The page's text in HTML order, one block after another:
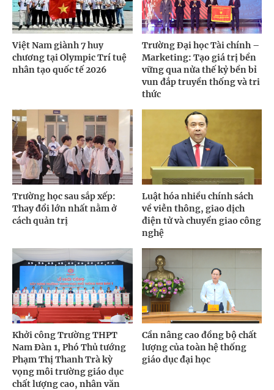
Việt Nam giành 7 huy
chương tại Olympic Trí tuệ
nhân tạo quốc tế 2026
Trường Đại học Tài chính –
Marketing: Tạo giá trị bền
vững qua nửa thế kỷ bền bỉ
vun đắp truyền thống và tri
thức
Trường học sau sắp xếp:
Thay đổi lớn nhất nằm ở
cách quản trị
Luật hóa nhiều chính sách
về viễn thông, giao dịch
điện tử và chuyển giao công
nghệ
Khởi công Trường THPT
Nam Đàn 1, Phó Thủ tướng
Phạm Thị Thanh Trà kỳ
vọng môi trường giáo dục
chất lượng cao, nhân văn
Cần nâng cao đồng bộ chất
lượng của toàn hệ thống
giáo dục đại học